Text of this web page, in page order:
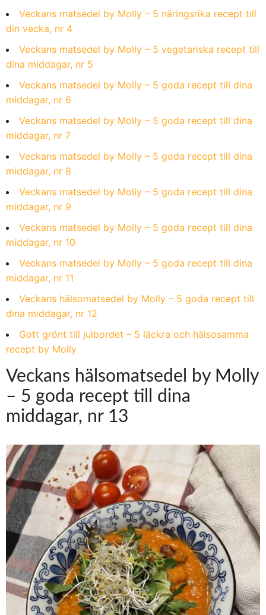
Veckans matsedel by Molly – 5 näringsrika recept till
din vecka, nr 4
Veckans matsedel by Molly – 5 vegetariska recept till
dina middagar, nr 5
Veckans matsedel by Molly – 5 goda recept till dina
middagar, nr 6
Veckans matsedel by Molly – 5 goda recept till dina
middagar, nr 7
Veckans matsedel by Molly – 5 goda recept till dina
middagar, nr 8
Veckans matsedel by Molly – 5 goda recept till dina
middagar, nr 9
Veckans matsedel by Molly – 5 goda recept till dina
middagar, nr 10
Veckans matsedel by Molly – 5 goda recept till dina
middagar, nr 11
Veckans hälsomatsedel by Molly – 5 goda recept till
dina middagar, nr 12
Gott grönt till julbordet – 5 läckra och hälsosamma
recept by Molly
Veckans hälsomatsedel by Molly
– 5 goda recept till dina
middagar, nr 13